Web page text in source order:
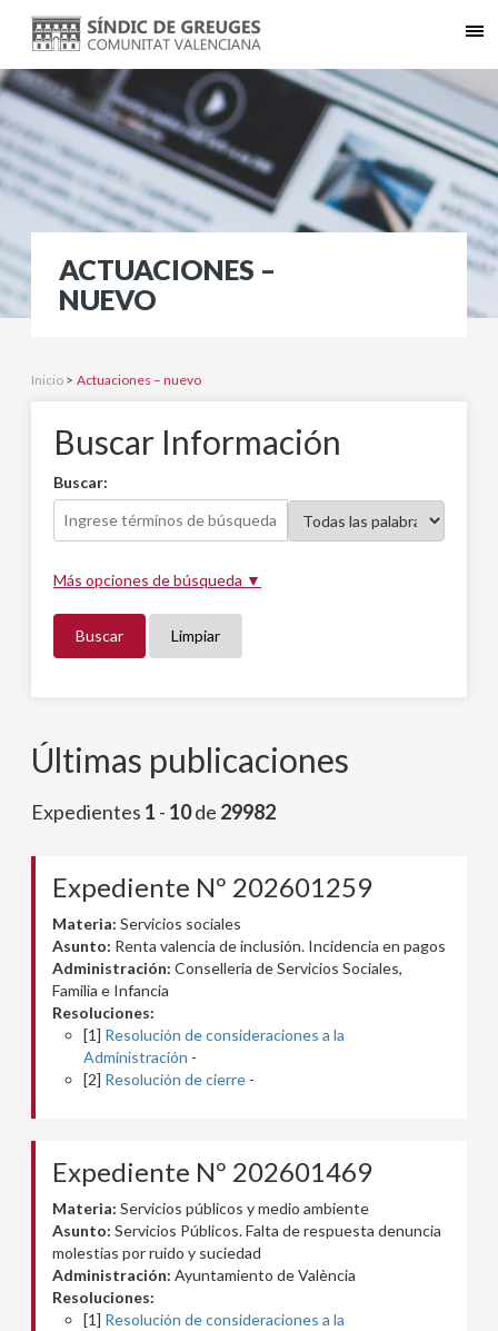
ACTUACIONES –
NUEVO
Inicio > Actuaciones – nuevo
Buscar Información
Buscar:
Más opciones de búsqueda ▼
Buscar Limpiar
Últimas publicaciones
Expedientes 1 - 10de 29982
Expediente Nº 202601259
Materia: Servicios sociales
Asunto: Renta valencia de inclusión. Incidencia en pagos
Administración: Conselleria de Servicios Sociales,
Familia e Infancia
Resoluciones:
[1] Resolución de consideraciones a la
Administración -
[2] Resolución de cierre -
Expediente Nº 202601469
Materia: Servicios públicos y medio ambiente
Asunto: Servicios Públicos. Falta de respuesta denuncia
molestias por ruido y suciedad
Administración: Ayuntamiento de València
Resoluciones:
[1] Resolución de consideraciones a la